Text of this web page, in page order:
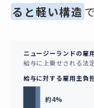
ると軽い構造
ニュージーランドの雇
給与に上乗せされる法
給与に対する雇用主負
約4%